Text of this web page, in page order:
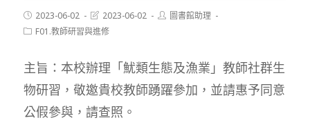
Post
published:
2023-06-02
Post
last
modified:
2023-06-02
Post圖書館助理
PostF01.教師研習與進修
主旨：本校辦理「魷類生態及漁業」教師社群生
物研習，敬邀貴校教師踴躍參加，並請惠予同意
公假參與，請查照。